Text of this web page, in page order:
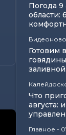
Погода 9
области:
Готовим
Что
августа:
Главное -